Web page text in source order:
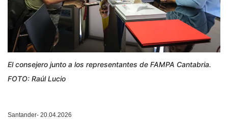
El consejero junto a los representantes de FAMPA Cantabria.
FOTO: Raúl Lucio
Santander- 20.04.2026